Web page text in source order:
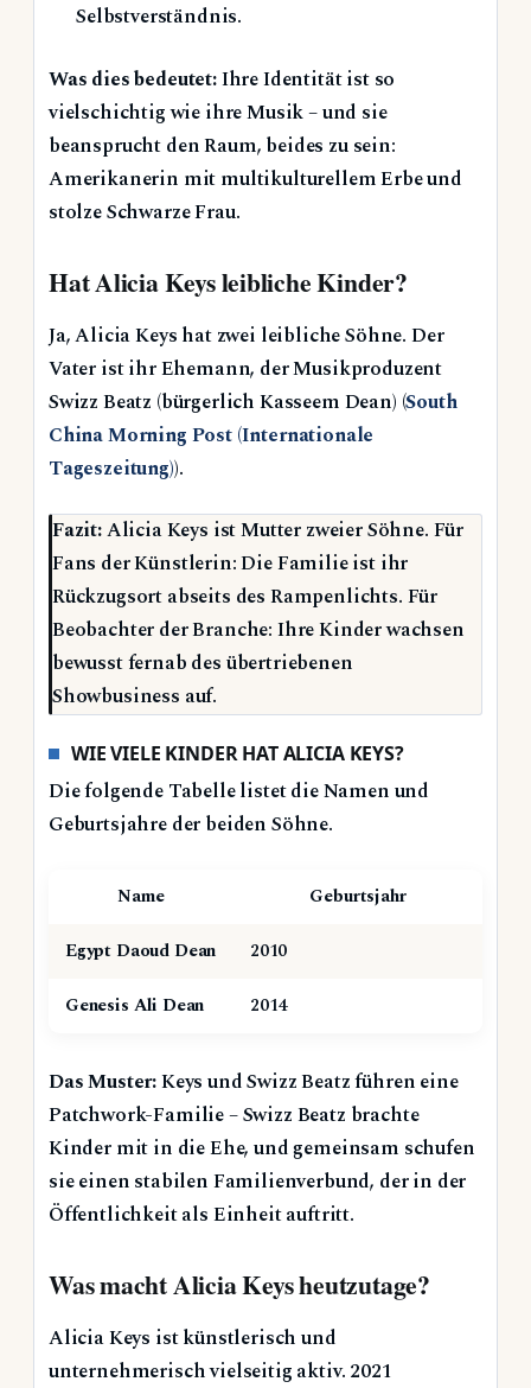
Selbstverständnis.
Was dies bedeutet:Ihre Identität ist so
vielschichtig wie ihre Musik – und sie
beansprucht den Raum, beides zu sein:
Amerikanerin mit multikulturellem Erbe und
stolze Schwarze Frau.
Hat Alicia Keys leibliche Kinder?
Ja, Alicia Keys hat zwei leibliche Söhne. Der
Vater ist ihr Ehemann, der Musikproduzent
Swizz Beatz (bürgerlich Kasseem Dean) (South
China Morning Post (Internationale
Tageszeitung)).
Fazit:Alicia Keys ist Mutter zweier Söhne. Für
Fans der Künstlerin: Die Familie ist ihr
Rückzugsort abseits des Rampenlichts. Für
Beobachter der Branche: Ihre Kinder wachsen
bewusst fernab des übertriebenen
Showbusiness auf.
WIE VIELE KINDER HAT ALICIA KEYS?
Die folgende Tabelle listet die Namen und
Geburtsjahre der beiden Söhne.
Name
Geburtsjahr
Egypt Daoud Dean
2010
Genesis Ali Dean
2014
Das Muster:Keys und Swizz Beatz führen eine
Patchwork-Familie – Swizz Beatz brachte
Kinder mit in die Ehe, und gemeinsam schufen
sie einen stabilen Familienverbund, der in der
Öffentlichkeit als Einheit auftritt.
Was macht Alicia Keys heutzutage?
Alicia Keys ist künstlerisch und
unternehmerisch vielseitig aktiv. 2021